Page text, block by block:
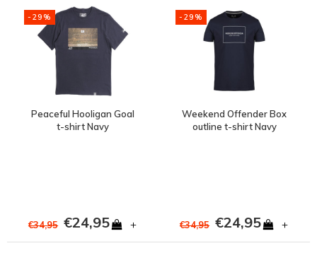
-29%
Peaceful Hooligan Goal
t-shirt Navy
€34,95 €24,95 +
-29%
Weekend Offender Box
outline t-shirt Navy
€34,95 €24,95 +